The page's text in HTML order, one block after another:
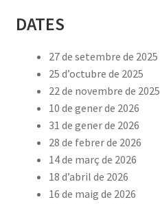
DATES
27 de setembre de 2025
25 d’octubre de 2025
22 de novembre de 2025
10 de gener de 2026
31 de gener de 2026
28 de febrer de 2026
14 de març de 2026
18 d’abril de 2026
16 de maig de 2026